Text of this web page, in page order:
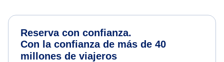
Reserva con confianza.
Con la confianza de más de 40
millones de viajeros